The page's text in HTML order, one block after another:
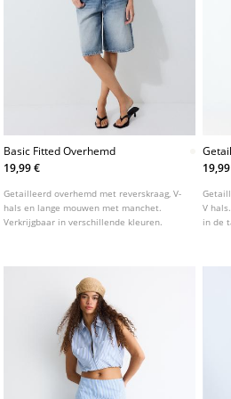
Basic Fitted Overhemd
19,99 €
Getailleerd overhemd met reverskraag, V-
hals en lange mouwen met manchet.
Verkrijgbaar in verschillende kleuren.
V
in de